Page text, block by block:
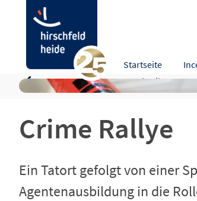
Startseite
Crime Rallye
Ein Tatort gefolgt von einer
Agentenausbildung in die
Crime Rallye
Programm-Idee Beschreibung